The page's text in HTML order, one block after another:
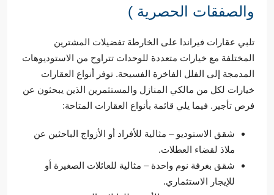
والصفقات الحصرية )
تلبي عقارات فيراندا على الخارطة تفضيلات المشترين
المختلفة مع خيارات متعددة للوحدات تتراوح من الاستوديوهات
المدمجة إلى الفلل الفاخرة الفسيحة. توفر أنواع العقارات
خيارات لكل من مالكي المنازل والمستثمرين الذين يبحثون عن
فرص تأجير. فيما يلي قائمة بأنواع العقارات المتاحة:
شقق الاستوديو – مثالية للأفراد أو الأزواج الباحثين عن
ملاذ لقضاء العطلات.
شقق بغرفة نوم واحدة – مثالية للعائلات الصغيرة أو
للإيجار الاستثماري.